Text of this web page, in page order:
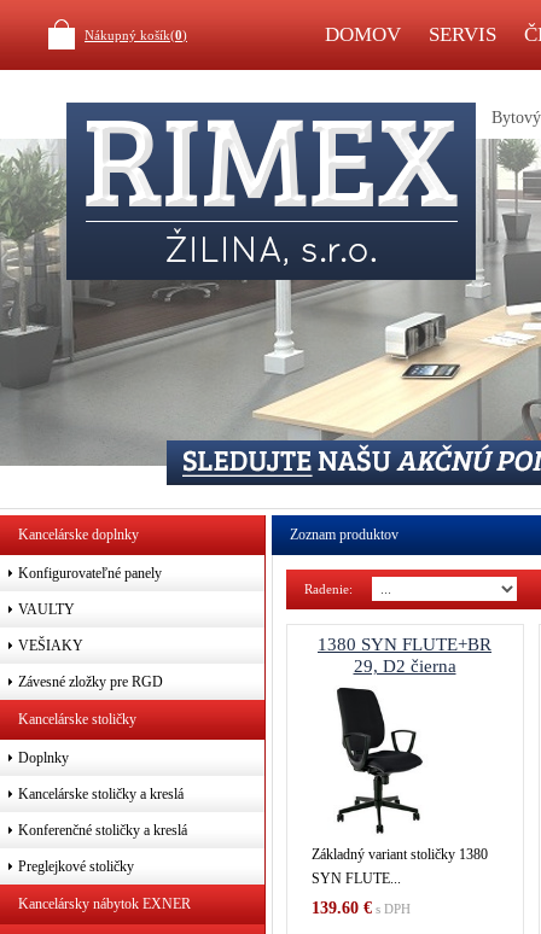
Nákupný košík(0) DOMOV SERVIS
Bytový
Kancelárske doplnky
Konfigurovateľné panely
VAULTY
VEŠIAKY
Závesné zložky pre RGD
Kancelárske stoličky
Doplnky
Kancelárske stoličky a kreslá
Konferenčné stoličky a kreslá
Preglejkové stoličky
Kancelársky nábytok EXNER
Zoznam produktov
Radenie:
1380 SYN FLUTE+BR
29, D2 čierna
Základný variant stoličky 1380
SYN FLUTE...
139.60 €s DPH